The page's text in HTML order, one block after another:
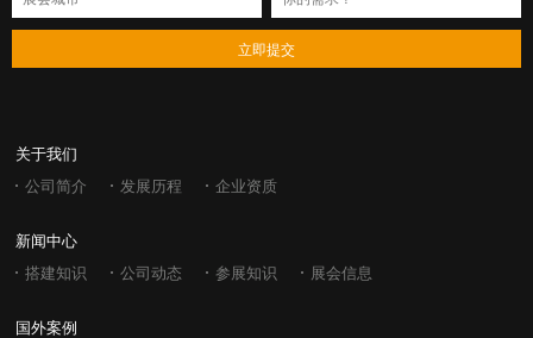
立即提交
关于我们
公司简介 发展历程 企业资质
新闻中心
搭建知识 公司动态 参展知识 展会信息
国外案例